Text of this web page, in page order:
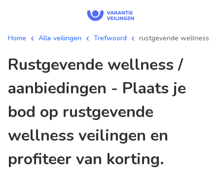
Home Alle veilingen Trefwoord rustgevende wellness
rustgevende wellness /
aanbiedingen - Plaats je
bod op rustgevende
wellness veilingen en
profiteer van korting.